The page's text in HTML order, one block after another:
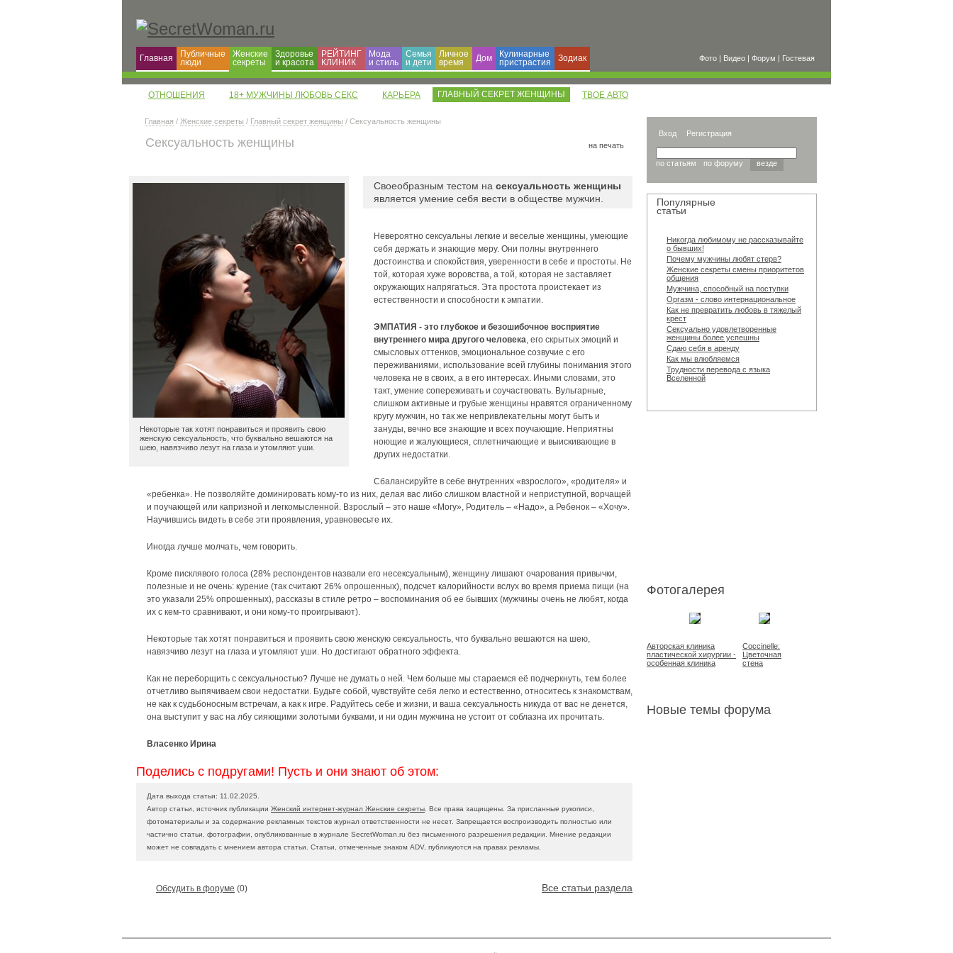
Главная
Публичные
люди
Женские
секреты
Здоровье
и красота
РЕЙТИНГ
КЛИНИК
Мода
и cтиль
Семья
и дети
Личное
время
Дом
Кулинарные
пристрастия
Зодиак Фото | Видео | Форум | Гостевая
ОТНОШЕНИЯ 18+ МУЖЧИНЫ ЛЮБОВЬ СЕКС КАРЬЕРА ГЛАВНЫЙ СЕКРЕТ ЖЕНЩИНЫ ТВОЕ АВТО
Главная / Женские секреты / Главный секрет женщины / Сексуальность женщины
Сексуальность женщины на печать
Некоторые так хотят понравиться и проявить свою
женскую сексуальность, что буквально вешаются на
шею, навязчиво лезут на глаза и утомляют уши.
Своеобразным тестом на сексуальность женщины
является умение себя вести в обществе мужчин.
Невероятно сексуальны легкие и веселые женщины, умеющие
себя держать и знающие меру. Они полны внутреннего
достоинства и спокойствия, уверенности в себе и простоты. Не
той, которая хуже воровства, а той, которая не заставляет
окружающих напрягаться. Эта простота проистекает из
естественности и способности к эмпатии.
ЭМПАТИЯ - это глубокое и безошибочное восприятие
внутреннего мира другого человека, его скрытых эмоций и
смысловых оттенков, эмоциональное созвучие с его
переживаниями, использование всей глубины понимания этого
человека не в своих, а в его интересах. Иными словами, это
такт, умение сопереживать и соучаствовать. Вульгарные,
слишком активные и грубые женщины нравятся ограниченному
кругу мужчин, но так же непривлекательны могут быть и
зануды, вечно все знающие и всех поучающие. Неприятны
ноющие и жалующиеся, сплетничающие и выискивающие в
других недостатки.
Сбалансируйте в себе внутренних «взрослого», «родителя» и
«ребенка». Не позволяйте доминировать кому-то из них, делая вас либо слишком властной и неприступной, ворчащей
и поучающей или капризной и легкомысленной. Взрослый – это наше «Могу», Родитель – «Надо», а Ребенок – «Хочу».
Научившись видеть в себе эти проявления, уравновесьте их.
Иногда лучше молчать, чем говорить.
Кроме писклявого голоса (28% респондентов назвали его несексуальным), женщину лишают очарования привычки,
полезные и не очень: курение (так считают 26% опрошенных), подсчет калорийности вслух во время приема пищи (на
это указали 25% опрошенных), рассказы в стиле ретро – воспоминания об ее бывших (мужчины очень не любят, когда
их с кем-то сравнивают, и они кому-то проигрывают).
Некоторые так хотят понравиться и проявить свою женскую сексуальность, что буквально вешаются на шею,
навязчиво лезут на глаза и утомляют уши. Но достигают обратного эффекта.
Как не переборщить с сексуальностью? Лучше не думать о ней. Чем больше мы стараемся её подчеркнуть, тем более
отчетливо выпячиваем свои недостатки. Будьте собой, чувствуйте себя легко и естественно, относитесь к знакомствам,
не как к судьбоносным встречам, а как к игре. Радуйтесь себе и жизни, и ваша сексуальность никуда от вас не денется,
она выступит у вас на лбу сияющими золотыми буквами, и ни один мужчина не устоит от соблазна их прочитать.
Власенко Ирина
Поделись с подругами! Пусть и они знают об этом:
Дата выхода статьи: 11.02.2025.
Автор статьи, источник публикации Женский интернет-журнал Женские секреты . Все права защищены. За присланные рукописи,
фотоматериалы и за содержание рекламных текстов журнал ответственности не несет. Запрещается воспроизводить полностью или
частично статьи, фотографии, опубликованные в журнале SecretWoman.ru без письменного разрешения редакции. Мнение редакции
может не совпадать с мнением автора статьи. Статьи, отмеченные знаком ADV, публикуются на правах рекламы.
Обсудить в форуме (0) Все статьи раздела
Вход Регистрация
по статьям по форуму везде
Популярные
статьи
Никогда любимому не рассказывайте
о бывших!
Почему мужчины любят стерв?
Женские секреты смены приоритетов
общения
Мужчина, способный на поступки
Оргазм - слово интернациональное
Как не превратить любовь в тяжелый
крест
Сексуально удовлетворенные
женщины более успешны
Сдаю себя в аренду
Как мы влюбляемся
Трудности перевода с языка
Вселенной
Фотогалерея
Авторская клиника
пластической хирургии -
особенная клиника
Coccinelle:
Цветочная
стена
Новые темы форума